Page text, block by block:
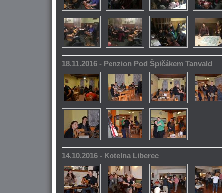
18.11.2016 - Penzion Pod Špičákem Tanvald
14.10.2016 - Kotelna Liberec